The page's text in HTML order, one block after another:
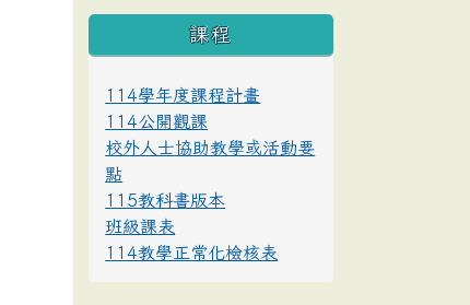
課程
114學年度課程計畫
114公開觀課
校外人士協助教學或活動要
點
115教科書版本
班級課表
114教學正常化檢核表